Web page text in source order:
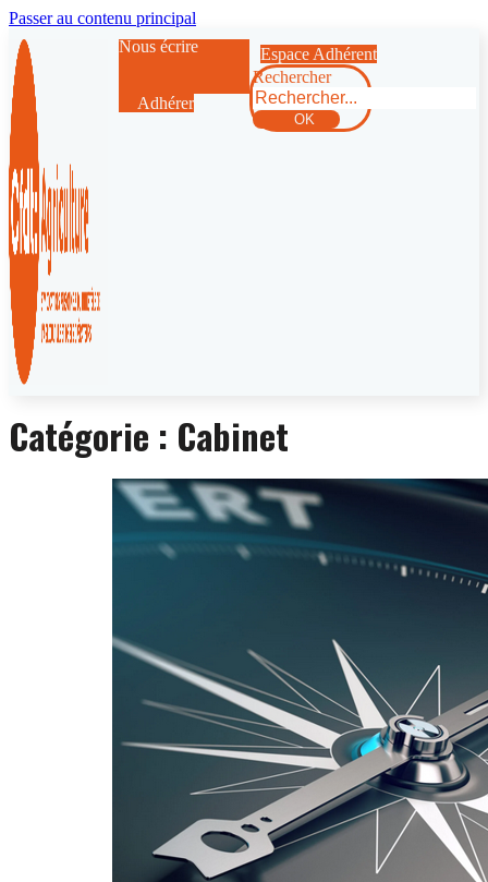
Passer au contenu principal
Nous écrire
Adhérer
Espace Adhérent
Rechercher
OK
Catégorie : Cabinet